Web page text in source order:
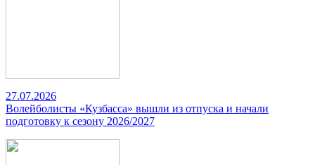
27.07.2026
Волейболисты «Кузбасса» вышли из отпуска и начали
подготовку к сезону 2026/2027